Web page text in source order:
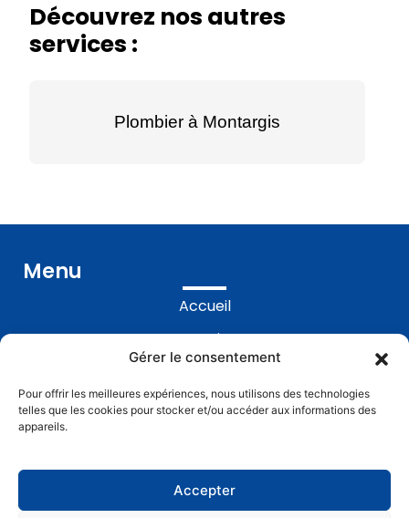
Gérer le consentement
Pour offrir les meilleures expériences, nous utilisons des technologies
telles que les cookies pour stocker et/ou accéder aux informations des
appareils.
Accepter
Découvrez nos autres
services :
Plombier à Montargis
Menu
Accueil
Prestations
Contact